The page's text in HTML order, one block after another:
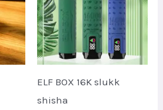
ELF BOX 16K slukk
shisha